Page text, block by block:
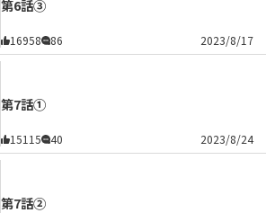
第6話③
16958 86 2023/8/17
第7話①
15115 40 2023/8/24
第7話②